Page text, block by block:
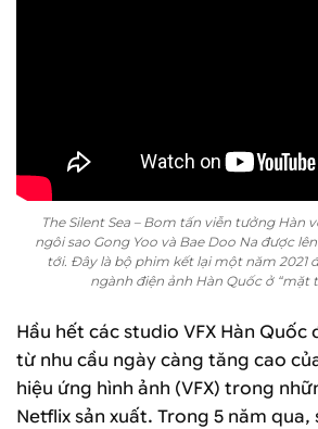
The Silent Sea – Bom tấn viễn tưởng Hàn
ngôi sao Gong Yoo và Bae Doo Na được
tới. Đây là bộ phim kết lại một năm 2021
ngành điện ảnh Hàn Quốc ở “mặt
Hầu hết các studio VFX Hàn
từ nhu cầu ngày càng tăng cao
hiệu ứng hình ảnh (VFX) trong
Netflix sản xuất. Trong 5 năm